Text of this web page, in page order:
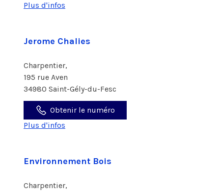
Plus d'infos
Jerome Chalies
Charpentier,
195 rue Aven
34980 Saint-Gély-du-Fesc
Obtenir le numéro
Plus d'infos
Environnement Bois
Charpentier,